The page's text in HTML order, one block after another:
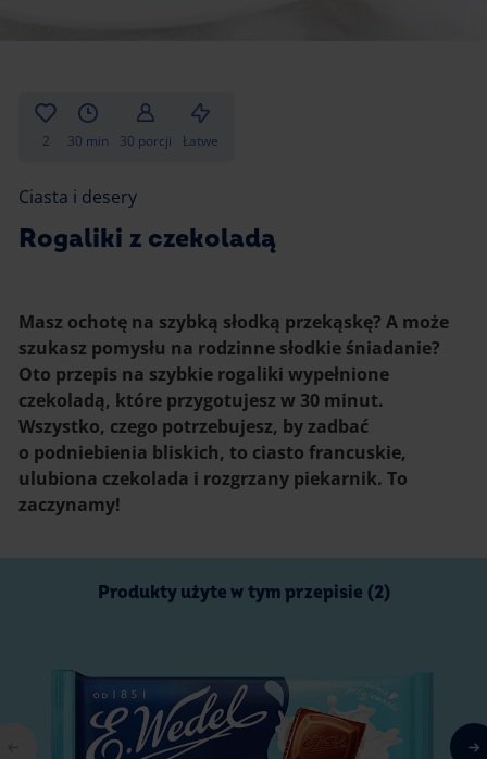
Inne
Ciasta i desery
Napoje i koktajle
Desery i przekąski
2 30 min 30 porcji Łatwe
Ciasta i desery
Rogaliki z czekoladą
Masz ochotę na szybką słodką przekąskę? A może
szukasz pomysłu na rodzinne słodkie śniadanie?
Oto przepis na szybkie rogaliki wypełnione
czekoladą, które przygotujesz w 30 minut.
Wszystko, czego potrzebujesz, by zadbać
o podniebienia bliskich, to ciasto francuskie,
ulubiona czekolada i rozgrzany piekarnik. To
zaczynamy!
Produkty użyte w tym przepisie (2)